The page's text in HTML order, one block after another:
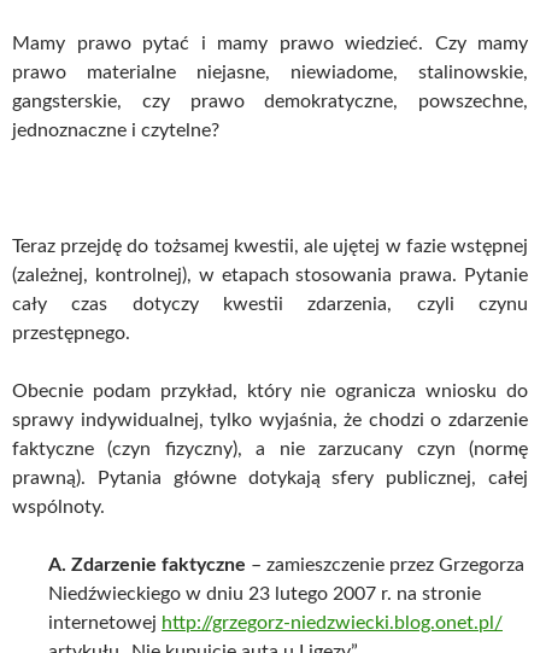
Mamy prawo pytać i mamy prawo wiedzieć. Czy mamy
prawo materialne niejasne, niewiadome, stalinowskie,
gangsterskie, czy prawo demokratyczne, powszechne,
jednoznaczne i czytelne?
Teraz przejdę do tożsamej kwestii, ale ujętej w fazie wstępnej
(zależnej, kontrolnej), w etapach stosowania prawa. Pytanie
cały czas dotyczy kwestii zdarzenia, czyli czynu
przestępnego.
Obecnie podam przykład, który nie ogranicza wniosku do
sprawy indywidualnej, tylko wyjaśnia, że chodzi o zdarzenie
faktyczne (czyn fizyczny), a nie zarzucany czyn (normę
prawną). Pytania główne dotykają sfery publicznej, całej
wspólnoty.
A. Zdarzenie faktyczne – zamieszczenie przez Grzegorza
Niedźwieckiego w dniu 23 lutego 2007 r. na stronie
internetowej http://grzegorz-niedzwiecki.blog.onet.pl/